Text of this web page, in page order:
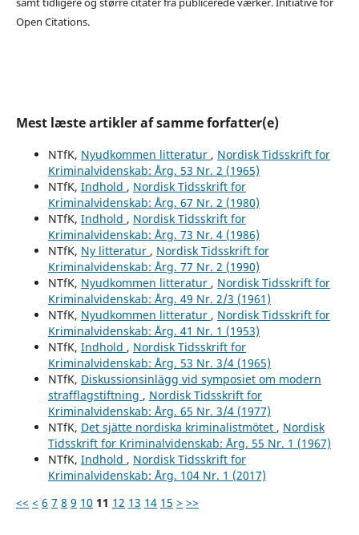
Open Citations.
Mest læste artikler af samme forfatter(e)
NTfK, Nyudkommen litteratur , Nordisk Tidsskrift for
Kriminalvidenskab: Årg. 53 Nr. 2 (1965)
NTfK, Indhold , Nordisk Tidsskrift for
Kriminalvidenskab: Årg. 67 Nr. 2 (1980)
NTfK, Indhold , Nordisk Tidsskrift for
Kriminalvidenskab: Årg. 73 Nr. 4 (1986)
NTfK, Ny litteratur , Nordisk Tidsskrift for
Kriminalvidenskab: Årg. 77 Nr. 2 (1990)
NTfK, Nyudkommen litteratur , Nordisk Tidsskrift for
Kriminalvidenskab: Årg. 49 Nr. 2/3 (1961)
NTfK, Nyudkommen litteratur , Nordisk Tidsskrift for
Kriminalvidenskab: Årg. 41 Nr. 1 (1953)
NTfK, Indhold , Nordisk Tidsskrift for
Kriminalvidenskab: Årg. 53 Nr. 3/4 (1965)
NTfK, Diskussionsinlägg vid symposiet om modern
strafflagstiftning , Nordisk Tidsskrift for
Kriminalvidenskab: Årg. 65 Nr. 3/4 (1977)
NTfK, Det sjätte nordiska kriminalistmötet , Nordisk
Tidsskrift for Kriminalvidenskab: Årg. 55 Nr. 1 (1967)
NTfK, Indhold , Nordisk Tidsskrift for
Kriminalvidenskab: Årg. 104 Nr. 1 (2017)
<< < 6 7 8 9 10 11 12 13 14 15 > >>